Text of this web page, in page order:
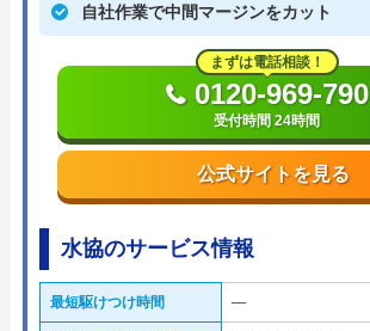
自社作業で中間マージンをカット
公式サイトを見る
まずは電話相談！
0120-969-790
受付時間 24時間
水協のサービス情報
最短駆けつけ時間 ―